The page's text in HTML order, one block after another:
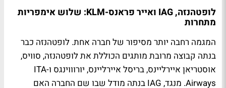
לופטהנזה, IAG ואייר פראנס-KLM: שלוש אימפריות
מתחרות
המגמה רחבה יותר מסיפור של חברה אחת. לופטהנזה כבר
בנתה קבוצה מרובת מותגים הכוללת את לופטהנזה, סוויס,
אוסטריאן איירליינס, בריסל איירליינס, יורוווינגס ו-ITA
Airways. מנגד, IAG בנתה מודל שבו שם החברה האם